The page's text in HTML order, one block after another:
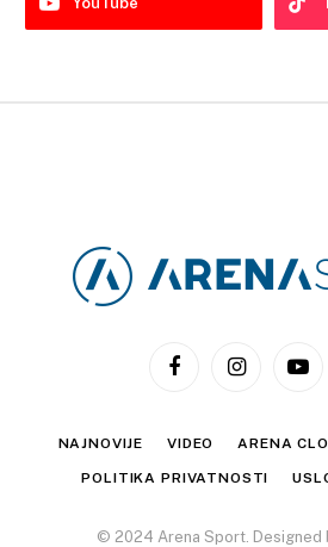
FacebookInstagram
NAJNOVIJE VIDEO ARENA
POLITIKA PRIVATNOSTI
© 2024 Arena Sport. Designed